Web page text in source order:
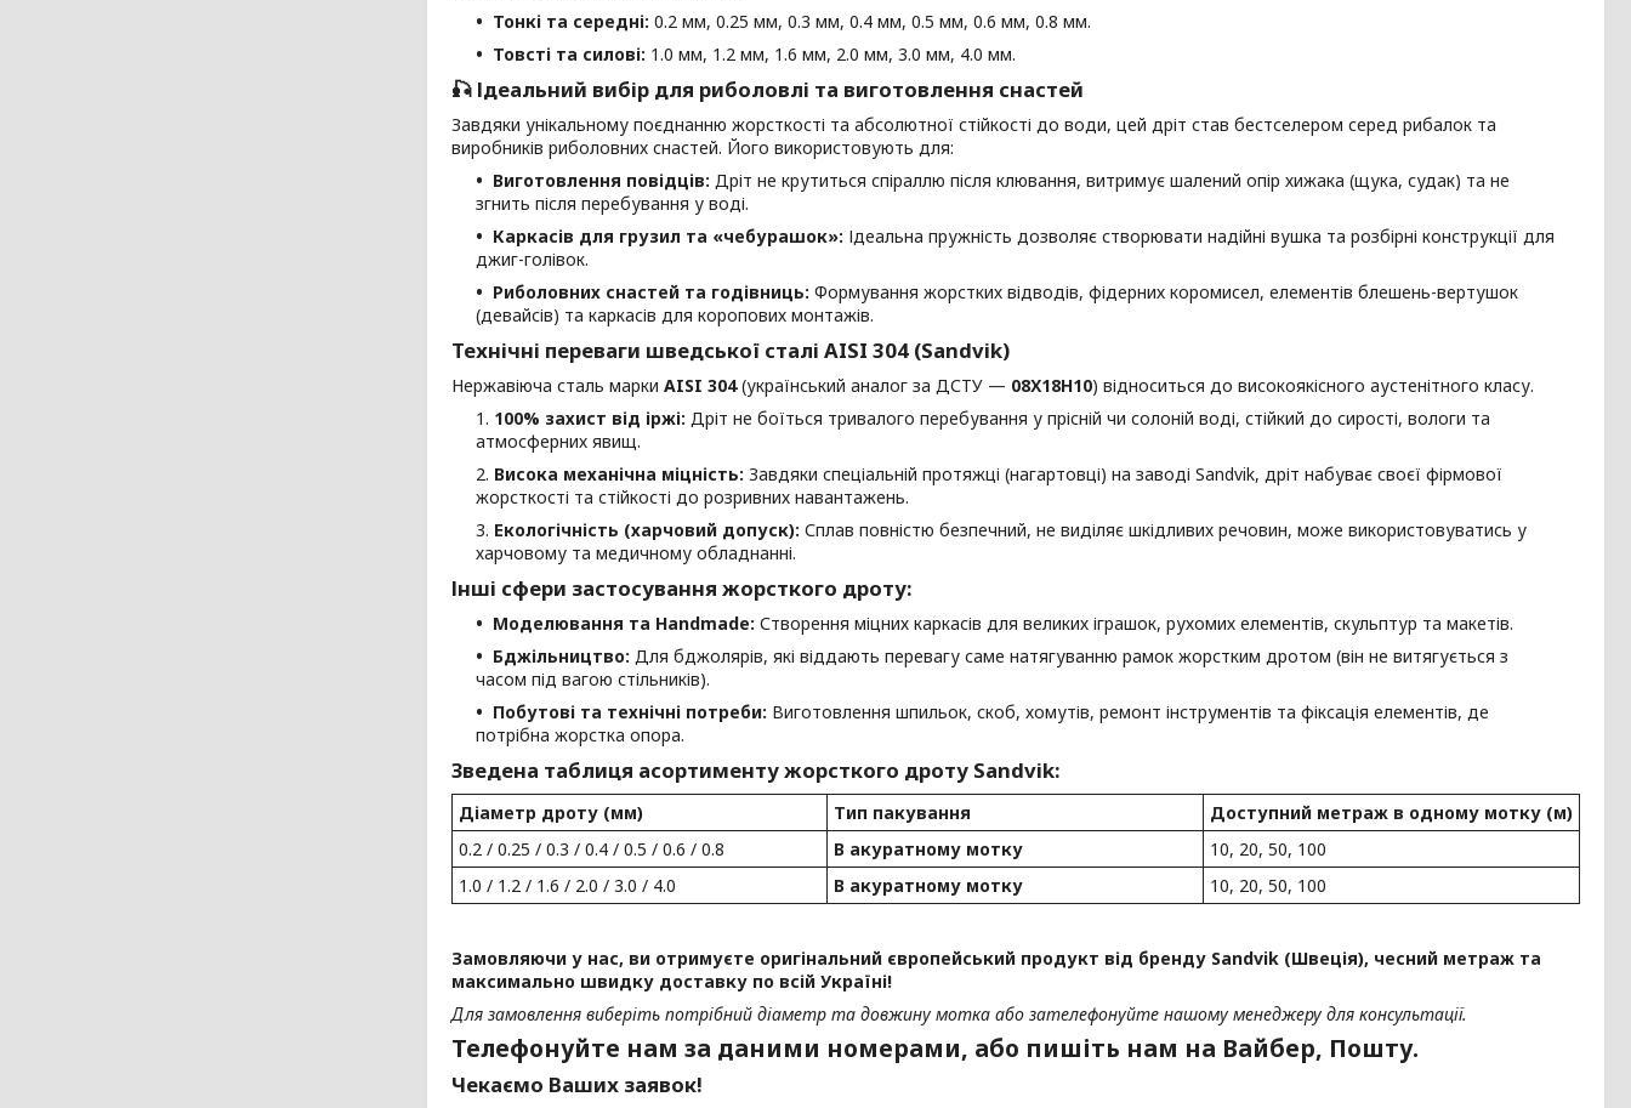
Тонкі та середні: 0.2 мм, 0.25 мм, 0.3 мм, 0.4 мм, 0.5 мм, 0.6 мм, 0.8 мм.
Товсті та силові: 1.0 мм, 1.2 мм, 1.6 мм, 2.0 мм, 3.0 мм, 4.0 мм.
🎣 Ідеальний вибір для риболовлі та виготовлення снастей
Завдяки унікальному поєднанню жорсткості та абсолютної стійкості до води, цей дріт став бестселером серед рибалок та
виробників риболовних снастей. Його використовують для:
Виготовлення повідців: Дріт не крутиться спіраллю після клювання, витримує шалений опір хижака (щука, судак) та не
згнить після перебування у воді.
Каркасів для грузил та «чебурашок»: Ідеальна пружність дозволяє створювати надійні вушка та розбірні конструкції для
джиг-голівок.
Риболовних снастей та годівниць: Формування жорстких відводів, фідерних коромисел, елементів блешень-вертушок
(девайсів) та каркасів для коропових монтажів.
Технічні переваги шведської сталі AISI 304 (Sandvik)
Нержавіюча сталь марки AISI 304(український аналог за ДСТУ — 08Х18Н10) відноситься до високоякісного аустенітного класу.
100% захист від іржі: Дріт не боїться тривалого перебування у прісній чи солоній воді, стійкий до сирості, вологи та
атмосферних явищ.
Висока механічна міцність: Завдяки спеціальній протяжці (нагартовці) на заводі Sandvik, дріт набуває своєї фірмової
жорсткості та стійкості до розривних навантажень.
Екологічність (харчовий допуск): Сплав повністю безпечний, не виділяє шкідливих речовин, може використовуватись у
харчовому та медичному обладнанні.
Інші сфери застосування жорсткого дроту:
Моделювання та Handmade: Створення міцних каркасів для великих іграшок, рухомих елементів, скульптур та макетів.
Бджільництво: Для бджолярів, які віддають перевагу саме натягуванню рамок жорстким дротом (він не витягується з
часом під вагою стільників).
Побутові та технічні потреби: Виготовлення шпильок, скоб, хомутів, ремонт інструментів та фіксація елементів, де
потрібна жорстка опора.
Зведена таблиця асортименту жорсткого дроту Sandvik:
Діаметр дроту (мм) Тип пакування
Доступний метраж в одному мотку (м)
0.2 / 0.25 / 0.3 / 0.4 / 0.5 / 0.6 / 0.8
В акуратному мотку
10, 20, 50, 100
1.0 / 1.2 / 1.6 / 2.0 / 3.0 / 4.0
В акуратному мотку 10, 20, 50, 100
Замовляючи у нас, ви отримуєте оригінальний європейський продукт від бренду Sandvik (Швеція), чесний метраж та
максимально швидку доставку по всій Україні!
Для замовлення виберіть потрібний діаметр та довжину мотка або зателефонуйте нашому менеджеру для консультації.
Телефонуйте нам за даними номерами, або пишіть нам на Вайбер, Пошту.
Чекаємо Ваших заявок!